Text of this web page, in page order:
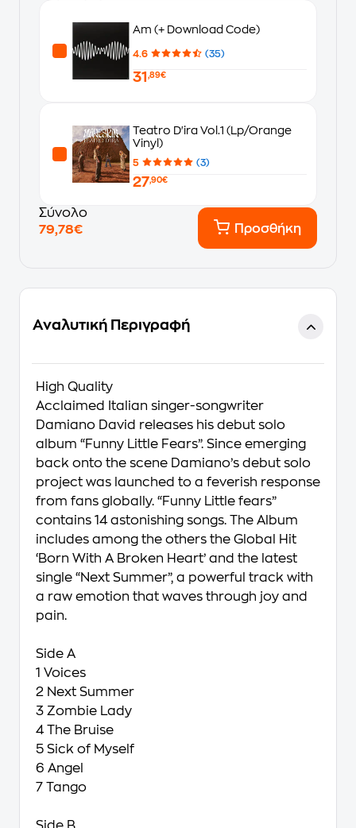
Am (+ Download Code)
4.6 (35)
31 ,89€
Teatro D'ira Vol.1 (Lp/Orange
Vinyl)
5 (3)
27,90€
Σύνολο
79,78€
Προσθήκη
Αναλυτική Περιγραφή
High Quality
Acclaimed Italian singer-songwriter
Damiano David releases his debut solo
album “Funny Little Fears”. Since emerging
back onto the scene Damiano’s debut solo
project was launched to a feverish response
from fans globally. “Funny Little fears”
contains 14 astonishing songs. The Album
includes among the others the Global Hit
‘Born With A Broken Heart’ and the latest
single “Next Summer”, a powerful track with
a raw emotion that waves through joy and
pain.
Side A
1 Voices
2 Next Summer
3 Zombie Lady
4 The Bruise
5 Sick of Myself
6 Angel
7 Tango